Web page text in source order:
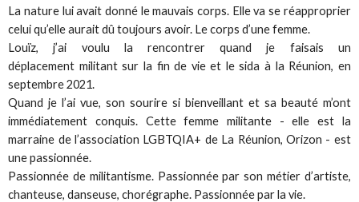
La nature lui avait donné le mauvais corps. Elle va se réapproprier
celui qu’elle aurait dû toujours avoir. Le corps d’une femme.
Louïz, j’ai voulu la rencontrer quand je faisais un
déplacement militant sur la fin de vie et le sida à la Réunion, en
septembre 2021.
Quand je l’ai vue, son sourire si bienveillant et sa beauté m’ont
immédiatement conquis. Cette femme militante - elle est la
marraine de l’association LGBTQIA+ de La Réunion, Orizon - est
une passionnée.
Passionnée de militantisme. Passionnée par son métier d’artiste,
chanteuse, danseuse, chorégraphe. Passionnée par la vie.